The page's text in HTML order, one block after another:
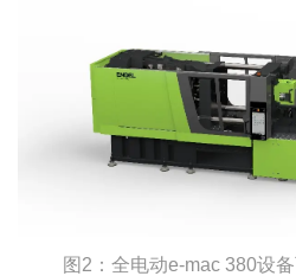
图2：全电动e-mac 380设